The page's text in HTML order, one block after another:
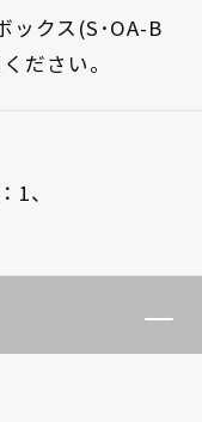
ックス(S･OA-B
ださい。
1、